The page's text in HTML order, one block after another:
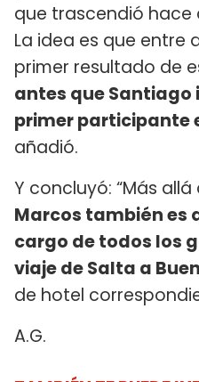
que trascendió hace
La idea es que entre
primer resultado de
antes que Santiago
primer participante
añadió.
Y concluyó: “Más allá
Marcos también es
cargo de todos los
viaje de Salta a
de hotel
A.G.